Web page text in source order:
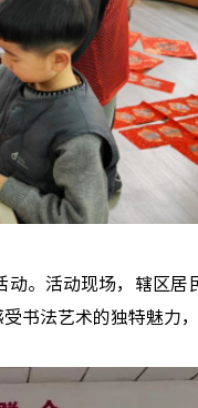
活动现场，辖区居
法艺术的独特魅力，